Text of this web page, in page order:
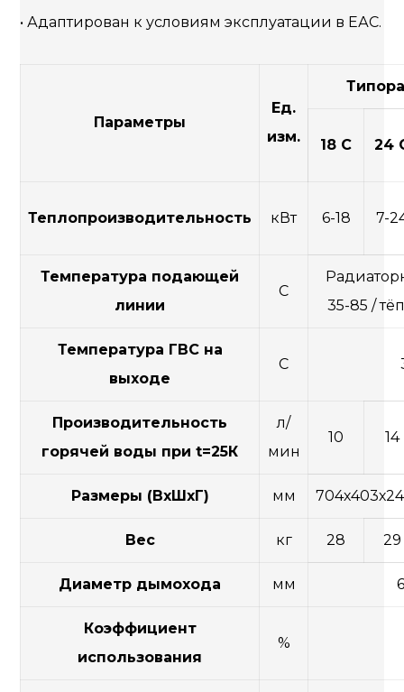
• Адаптирован к условиям эксплуатации в ЕАС.
Параметры
Ед.
изм.
18 С 24
Теплопроизводительность кВт 6-18 7-
Температура подающей
линии
С
35-85 /
Температура ГВС на
выходе
С
Производительность
горячей воды при t=25К
л/
мин
10 14
Размеры (ВхШхГ) мм
Вес кг 28 29
Диаметр дымохода мм
Коэффициент
использования
%